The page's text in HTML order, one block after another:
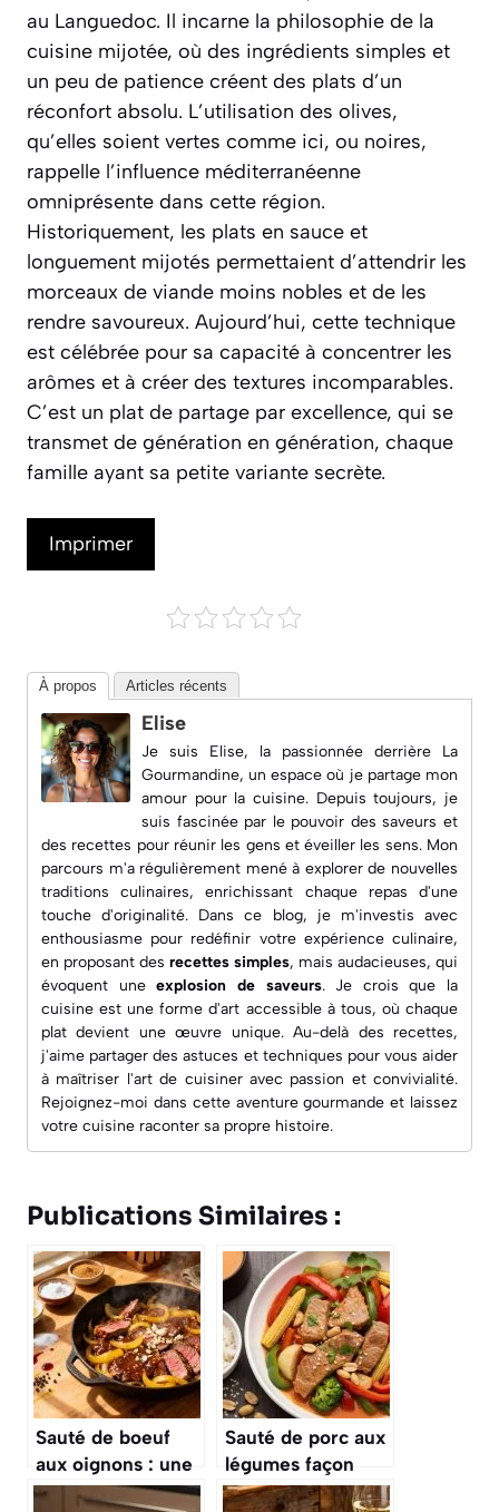
au Languedoc. Il incarne la philosophie de la
cuisine mijotée, où des ingrédients simples et
un peu de patience créent des plats d’un
réconfort absolu. L’utilisation des olives,
qu’elles soient vertes comme ici, ou noires,
rappelle l’influence méditerranéenne
omniprésente dans cette région.
Historiquement, les plats en sauce et
longuement mijotés permettaient d’attendrir les
morceaux de viande moins nobles et de les
rendre savoureux. Aujourd’hui, cette technique
est célébrée pour sa capacité à concentrer les
arômes et à créer des textures incomparables.
C’est un plat de partage par excellence, qui se
transmet de génération en génération, chaque
famille ayant sa petite variante secrète.
Imprimer
À propos Articles récents
Elise
Je suis Elise, la passionnée derrière La
Gourmandine, un espace où je partage mon
amour pour la cuisine. Depuis toujours, je
suis fascinée par le pouvoir des saveurs et
des recettes pour réunir les gens et éveiller les sens. Mon
parcours m'a régulièrement mené à explorer de nouvelles
traditions culinaires, enrichissant chaque repas d'une
touche d'originalité. Dans ce blog, je m'investis avec
enthousiasme pour redéfinir votre expérience culinaire,
en proposant des recettes simples, mais audacieuses, qui
évoquent uneexplosion de saveurs. Je crois que la
cuisine est une forme d'art accessible à tous, où chaque
plat devient une œuvre unique. Au-delà des recettes,
j'aime partager des astuces et techniques pour vous aider
à maîtriser l'art de cuisiner avec passion et convivialité.
Rejoignez-moi dans cette aventure gourmande et laissez
votre cuisine raconter sa propre histoire.
Publications Similaires :
Sauté de boeuf
aux oignons : une
recette
Sauté de porc aux
légumes façon
thaïlandaise